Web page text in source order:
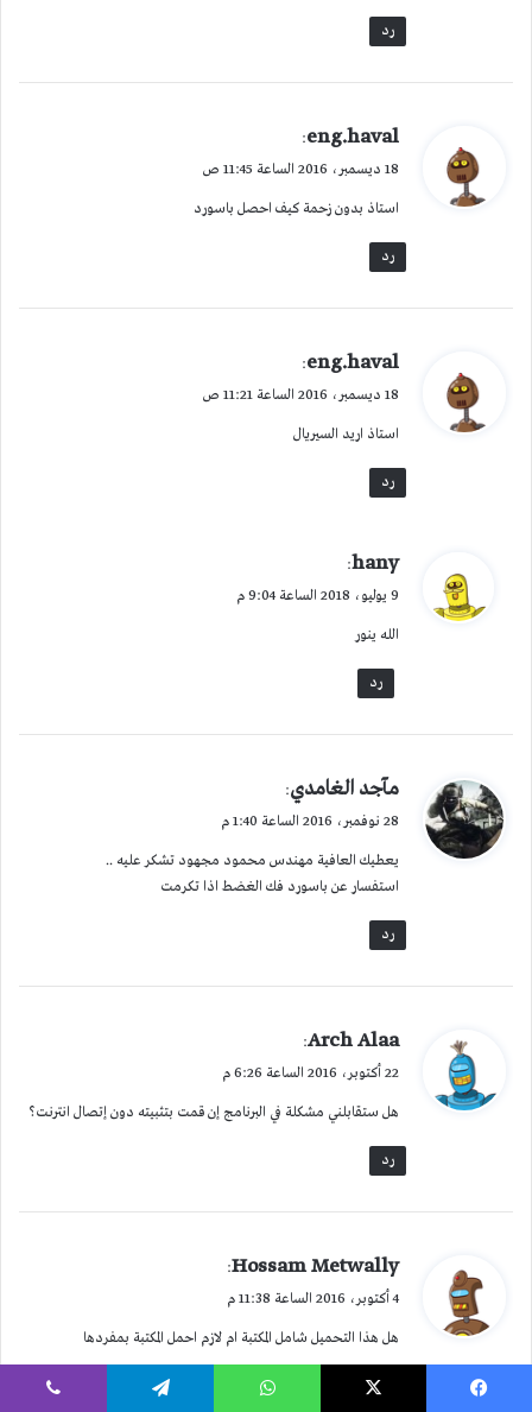
رد
ي
ل
eng.haval
:
18 ديسمبر، 2016 الساعة 11:45 ص
استاذ بدون زحمة كيف احصل باسورد
رد
ي
ل
eng.haval
:
18 ديسمبر، 2016 الساعة 11:21 ص
استاذ اريد السيريال
رد
ي
ل
hany
:
9 يوليو، 2018 الساعة 9:04 م
الله ينور
رد
ي
ل
مآجد الغامدي:
28 نوفمبر، 2016 الساعة 1:40 م
يعطيك العافية مهندس محمود مجهود تشكر عليه ..
استفسار عن باسورد فك الغضط اذا تكرمت
رد
ي
ل
Arch Alaa
:
22 أكتوبر، 2016 الساعة 6:26 م
هل ستقابلني مشكلة في البرنامج إن قمت بتثبيته دون إتصال انترنت؟
رد
ي
ل
Hossam Metwally
:
4 أكتوبر، 2016 الساعة 11:38 م
هل هذا التحميل شامل المكتبة ام لازم احمل المكتبة بمفردها